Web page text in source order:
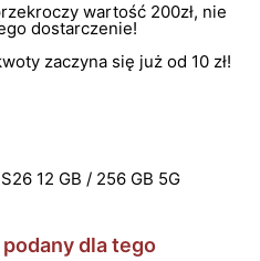
wartość 200zł, nie
dostarczenie!
zaczyna się już od 10 zł!
12 GB / 256 GB 5G
dla tego